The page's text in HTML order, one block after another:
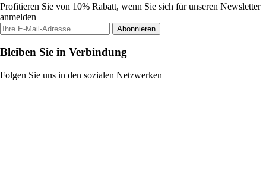
Profitieren Sie von 10% Rabatt, wenn Sie sich für unseren Newsletter
anmelden
Abonnieren
Bleiben Sie in Verbindung
Folgen Sie uns in den sozialen Netzwerken